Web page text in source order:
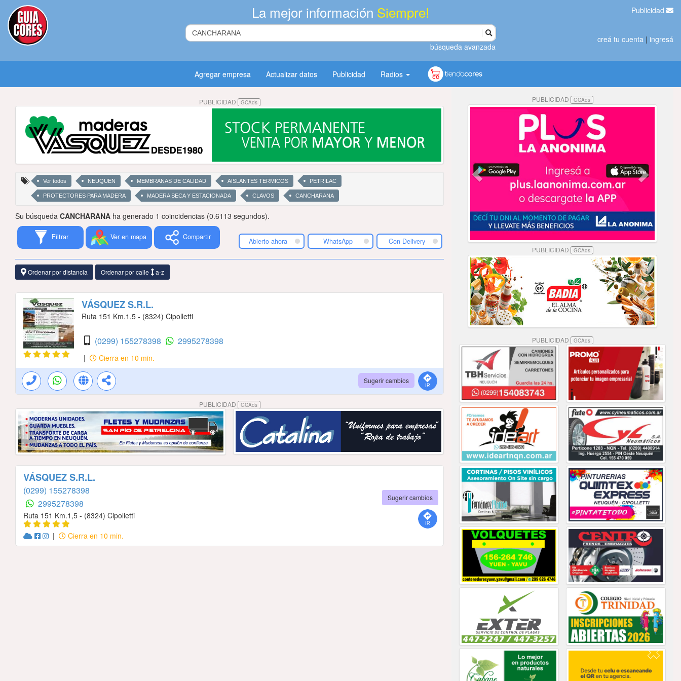
La mejor información Siempre!
búsqueda avanzada
Publicidad
creá tu cuenta | ingresá
Agregar empresa Actualizar datos Publicidad Radios
PUBLICIDAD GCAds
Ver todos NEUQUEN MEMBRANAS DE CALIDAD AISLANTES TERMICOS PETRILAC
PROTECTORES PARA MADERA MADERA SECA Y ESTACIONADA CLAVOS CANCHARANA
Su búsqueda CANCHARANA ha generado 1 coincidencias (0.6113 segundos).
Filtrar Ver en mapa Compartir Abierto ahora WhatsApp Con Delivery
Ordenar por distancia Ordenar por calle a-z
VÁSQUEZ S.R.L.
Ruta 151 Km.1,5 - (8324) Cipolletti
(0299) 155278398 2995278398
| Cierra en 10 min.
Sugerir cambios
PUBLICIDAD GCAds
VÁSQUEZ S.R.L.
(0299) 155278398
2995278398
Ruta 151 Km.1,5 - (8324) Cipolletti
|
Cierra en 10 min.
Sugerir cambios
PUBLICIDAD GCAds
PUBLICIDAD GCAds
PUBLICIDAD GCAds